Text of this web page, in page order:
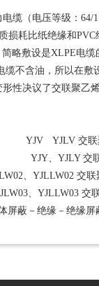
缆（电压等级：64/
损耗比纸绝缘和
略敷设是XLPE电
不含油，所以在敷
性决议了交联聚乙
YJV YJLV 交联
YJY、YJLY 交
、YJLLW02 交
、YJLLW03 交
屏蔽－绝缘－绝缘